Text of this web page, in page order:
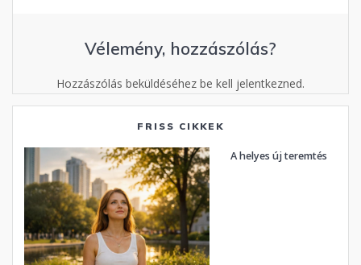
Vélemény, hozzászólás?
Hozzászólás beküldéséhez be kell jelentkezned.
FRISS CIKKEK
A helyes új teremtés